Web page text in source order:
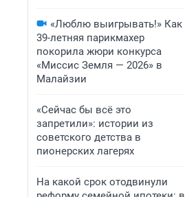
«Люблю выигрывать!» Как
39-летняя парикмахер
покорила жюри конкурса
«Миссис Земля — 2026» в
Малайзии
«Сейчас бы всё это
запретили»: истории из
советского детства в
пионерских лагерях
На какой срок отодвинули